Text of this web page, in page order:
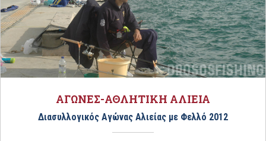
ΑΓΩΝΕΣ-ΑΘΛΗΤΙΚΗ ΑΛΙΕΙΑ
Διασυλλογικός Αγώνας Αλιείας με Φελλό 2012